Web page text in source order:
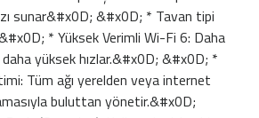
sunar&#x0D; &#x0D; * Tavan tipi
&#x0D; * Yüksek Verimli Wi-Fi 6: Daha
yüksek hızlar.&#x0D; &#x0D; *
Tüm ağı yerelden veya internet
buluttan yönetir.&#x0D;